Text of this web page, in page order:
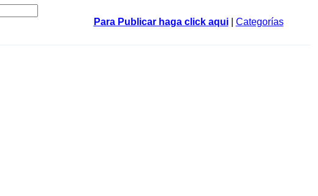
Para Publicar haga click aqui| Categorías